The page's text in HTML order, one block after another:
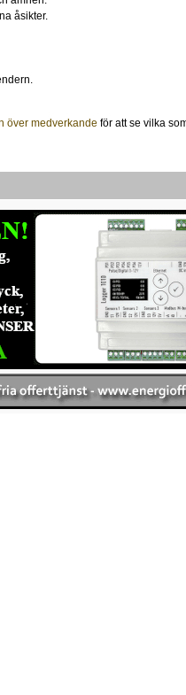
åsikter.
över medverkande för att se vilka